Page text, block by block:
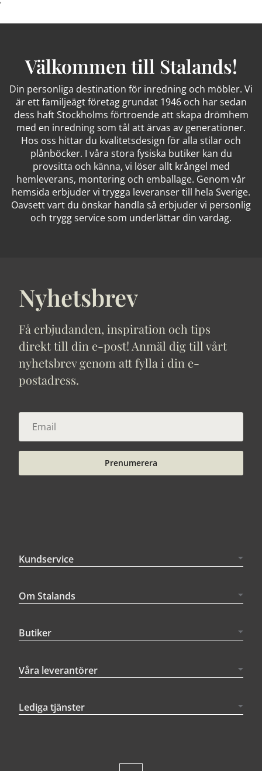
Välkommen till Stalands!
Din personliga destination för inredning och möbler. Vi
är ett familjeägt företag grundat 1946 och har sedan
dess haft Stockholms förtroende att skapa drömhem
med en inredning som tål att ärvas av generationer.
Hos oss hittar du kvalitetsdesign för alla stilar och
plånböcker. I våra stora fysiska butiker kan du
provsitta och känna, vi löser allt krångel med
hemleverans, montering och emballage. Genom vår
hemsida erbjuder vi trygga leveranser till hela Sverige.
Oavsett vart du önskar handla så erbjuder vi personlig
och trygg service som underlättar din vardag.
Nyhetsbrev
Få erbjudanden, inspiration och tips
direkt till din e-post! Anmäl dig till vårt
nyhetsbrev genom att fylla i din e-
postadress.
Prenumerera
Kundservice
Om Stalands
Butiker
Våra leverantörer
Lediga tjänster